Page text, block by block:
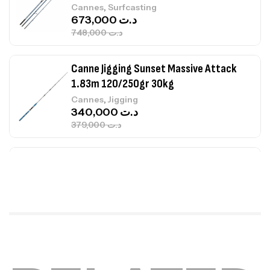
Cannes, Surfcasting
د.ت748,000
د.ت
Canne Jigging Sunset Massive Attack
1.83m 120/250gr 30kg
Cannes,Jigging
د.ت379,000
د.ت